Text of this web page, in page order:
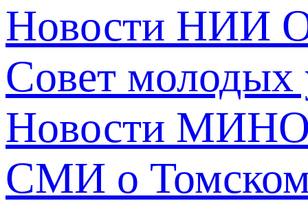
Новости НИИ
Совет молодых
Новости
СМИ о